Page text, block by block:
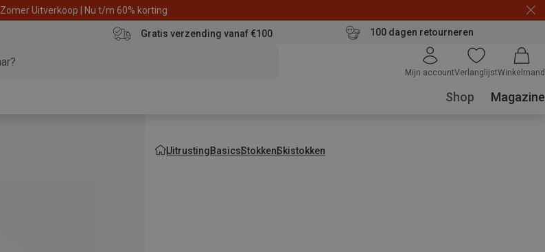
Zomer Uitverkoop | Nu t/m 60% korting
Gratis verzending vanaf €100 100 dagen retourneren
Mijn accountVerlanglijstWinkelmand
Shop Magazine
UitrustingBasicsStokkenSkistokken